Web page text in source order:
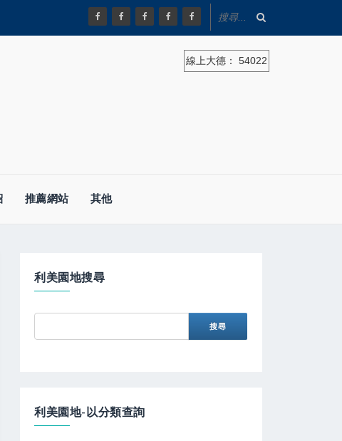
線上大德： 54022
推薦網站 其他
利美園地搜尋
利美園地-以分類查詢